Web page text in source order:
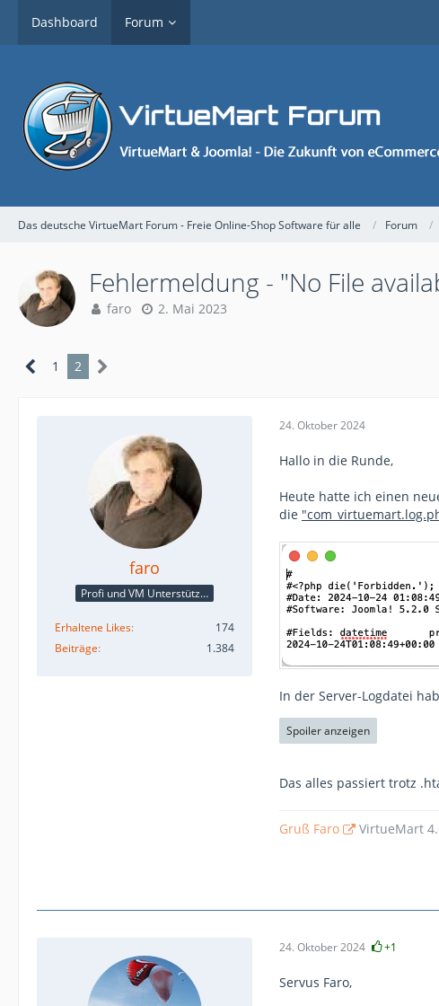
Dashboard Forum
Das deutsche VirtueMart Forum - Freie Online-Shop Software für alle Forum
Fehlermeldung - "No File
faro 2. Mai 2023
1 2
faro
Profi und VM Unterstützer
Erhaltene Likes
174
Beiträge
1.384
24. Oktober 2024
Hallo in die Runde,
Heute hatte ich einen
die
In der Server-Logdatei
Spoiler anzeigen
Das alles passiert trotz
Gruß Faro VirtueMart
24. Oktober 2024 +1
Servus Faro,